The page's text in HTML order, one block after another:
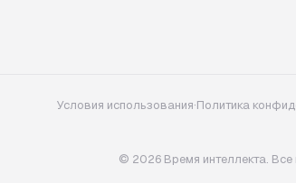
Условия использования·Политика
© 2026 Время интеллекта.